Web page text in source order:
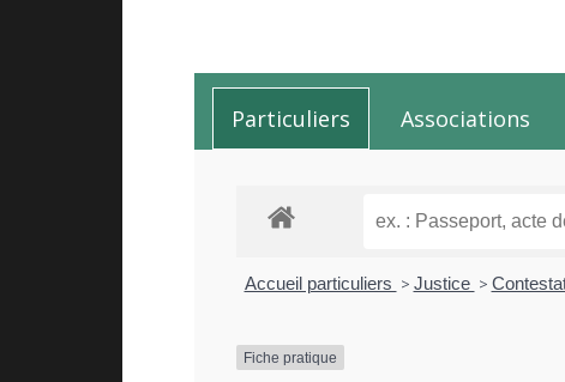
Particuliers Associations
Accueil particuliers > Justice >
Fiche pratique